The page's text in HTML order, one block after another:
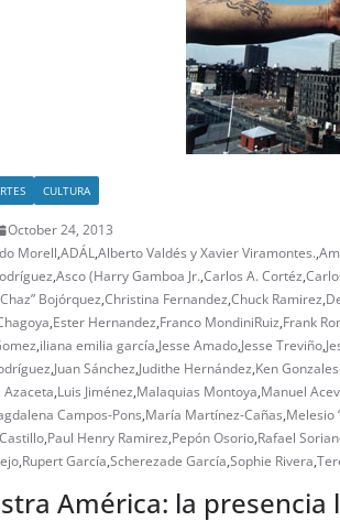
CULTURA
October 24, 2013
Morell,ADÁL,Alberto Valdés y Xavier Viramontes.,
,Asco (Harry Gamboa Jr.,Carlos A. Cortéz,
Bojórquez,Christina Fernandez,Chuck Ramirez,
,Ester Hernandez,Franco MondiniRuiz,Frank
,iliana emilia garcía,Jesse Amado,Jesse Treviño,
,Juan Sánchez,Judithe Hernández,Ken
Azaceta,Luis Jiménez,Malaquias Montoya,Manuel
Campos-Pons,María Martínez-Cañas,Melesio
,Paul Henry Ramirez,Pepón Osorio,Rafael
,Rupert García,Scherezade García,Sophie Rivera,
América: la